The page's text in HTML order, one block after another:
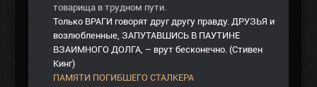
товарища в трудном пути.
Только ВРАГИ говорят друг другу правду. ДРУЗЬЯ и
возлюбленные, ЗАПУТАВШИСЬ В ПАУТИНЕ
ВЗАИМНОГО ДОЛГА, – врут бесконечно. (Стивен
Кинг)
ПАМЯТИ ПОГИБШЕГО СТАЛКЕРА